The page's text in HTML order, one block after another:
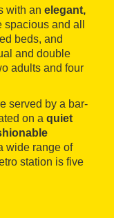
with an elegant,
and all
beds, and
and double
adults and four
served by a bar-
on a quiet
wide range of
station is five